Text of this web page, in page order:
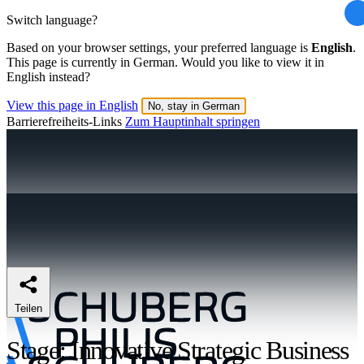
Switch language?
Based on your browser settings, your preferred language is English.
This page is currently in German. Would you like to view it in
English instead?
View this page in English No, stay in German
Barrierefreiheits-Links Zum Hauptinhalt springen
Teilen
Stage: Innovative Strategic Business